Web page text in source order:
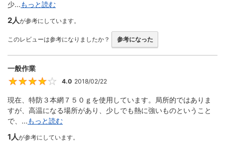
少...もっと読む
2人が参考にしています。
このレビューは参考になりましたか？ 参考になった
一般作業
4
4.0 2018/02/22
現在、特防３本網７５０ｇを使用しています。局所的ではありま
すが、高温になる場所があり、少しでも熱に強いものということ
で、...もっと読む
1人が参考にしています。